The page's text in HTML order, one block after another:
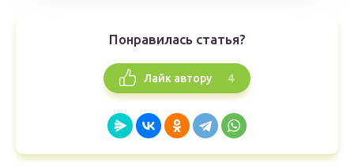
Понравилась статья?
Лайк автору 4